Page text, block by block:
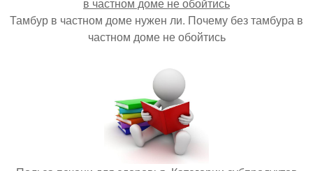
Тамбур в частном доме нужен ли. Почему без тамбура в
частном доме не обойтись